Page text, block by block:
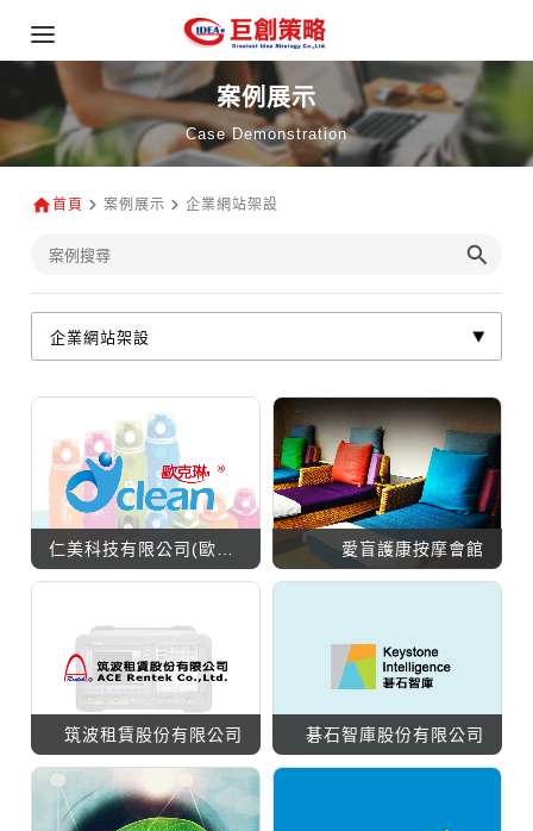
案例展示
Case Demonstration
首頁 案例展示 企業網站架設
仁美科技有限公司(歐克林) 愛盲護康按摩會館
筑波租賃股份有限公司 碁石智庫股份有限公司